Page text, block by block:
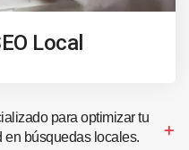
Local
para optimizar tu
en búsquedas locales.